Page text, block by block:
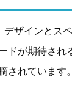
デザインとス
ドが期待され
されています。